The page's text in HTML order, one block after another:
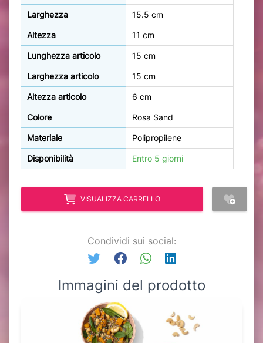
Larghezza 15.5 cm
Altezza 11 cm
Lunghezza articolo 15 cm
Larghezza articolo 15 cm
Altezza articolo 6 cm
Colore Rosa Sand
Materiale Polipropilene
Disponibilità Entro 5 giorni
VISUALIZZA CARRELLO
Condividi sui social:
Immagini del prodotto